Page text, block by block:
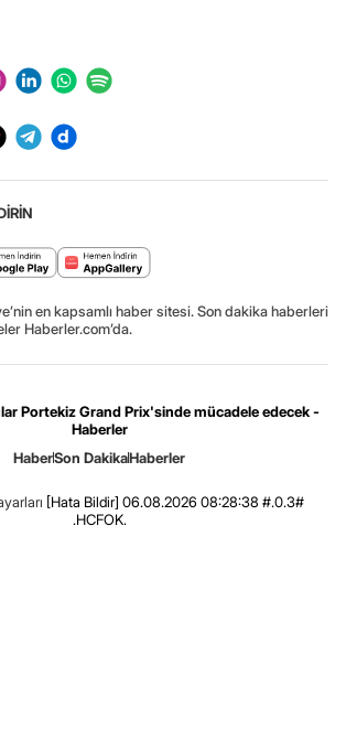
en kapsamlı haber sitesi. Son dakika haberleri
Haberler.com’da.
Portekiz Grand Prix'sinde mücadele edecek -
Haberler
HaberSon DakikaHaberler
[Hata Bildir] 06.08.2026 08:28:38 #.0.3#
.HCFOK.